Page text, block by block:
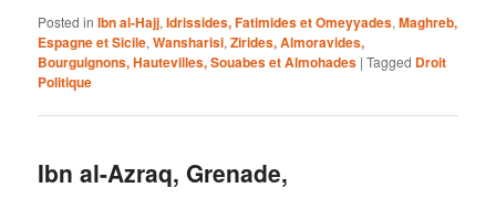
Posted in Ibn al-Hajj,Idrissides, Fatimides et Omeyyades,Maghreb,
Espagne et Sicile,Wansharisi,Zirides, Almoravides,
Bourguignons, Hautevilles, Souabes et Almohades |Tagged Droit
Politique
Ibn al-Azraq, Grenade,